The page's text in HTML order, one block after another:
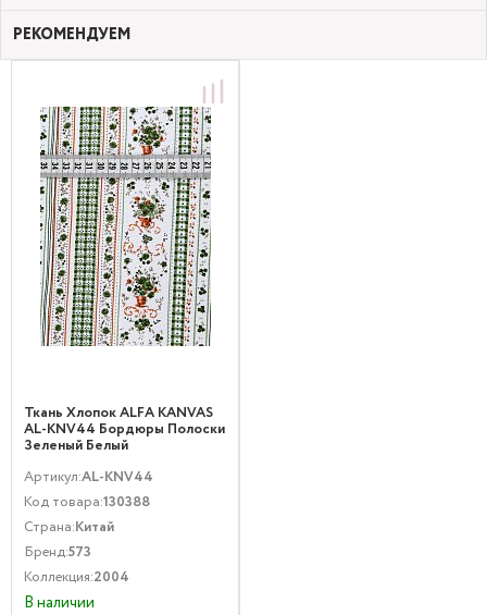
РЕКОМЕНДУЕМ
Ткань Хлопок ALFA KANVAS
AL-KNV44 Бордюры Полоски
Зеленый Белый
Артикул:AL-KNV44
Код товара:130388
Страна:Китай
Бренд:573
Коллекция:2004
В наличии